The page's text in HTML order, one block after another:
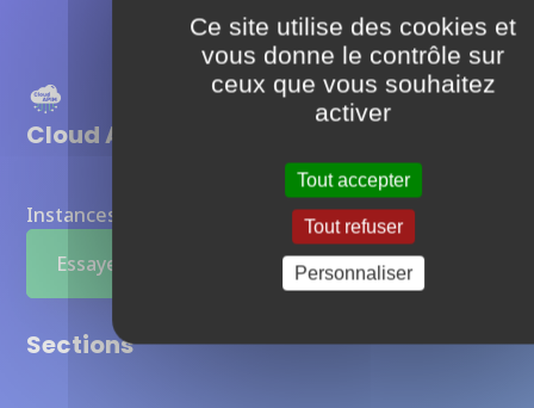
Cloud APIM
Instances Otoroshi entièrement managées
Essayer maintenant
Sections
Ce site utilise des cookies et
vous donne le contrôle sur
ceux que vous souhaitez
activer
Tout accepter
Tout refuser
Personnaliser